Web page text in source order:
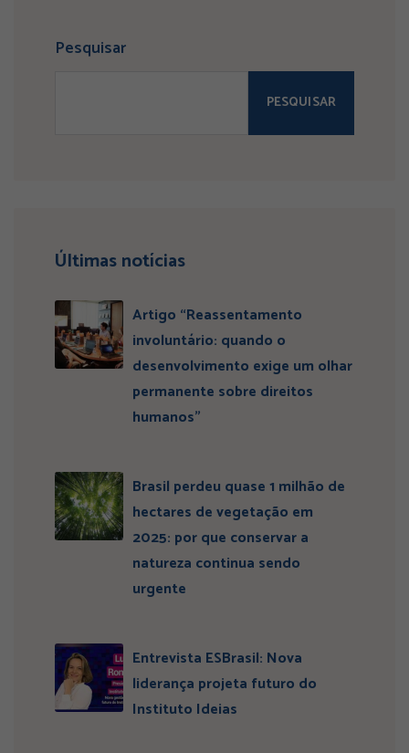
Pesquisar
PESQUISAR
Últimas notícias
Artigo “Reassentamento
involuntário: quando o
desenvolvimento exige um olhar
permanente sobre direitos
humanos”
Brasil perdeu quase 1 milhão de
hectares de vegetação em
2025: por que conservar a
natureza continua sendo
urgente
Entrevista ESBrasil: Nova
liderança projeta futuro do
Instituto Ideias